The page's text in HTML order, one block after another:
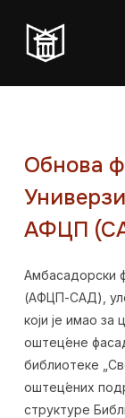
Обнова
АФЦП
Амбасадорски
(АФЦП-САД),
који је имао за
оштец́ене
библиотеке
оштец́ених
структуре
08:00–20:00
Радно